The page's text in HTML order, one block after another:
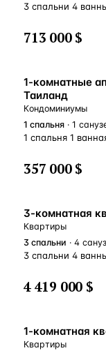
3 спальни 4
713 000 $
1-комнатные
Таиланд
Кондоминиумы
1 спальня · 1
1 спальня 1
357 000 $
3-комнатная
Квартиры
3 спальни · 4
3 спальни 4
4 419 000 $
1-комнатная
Квартиры